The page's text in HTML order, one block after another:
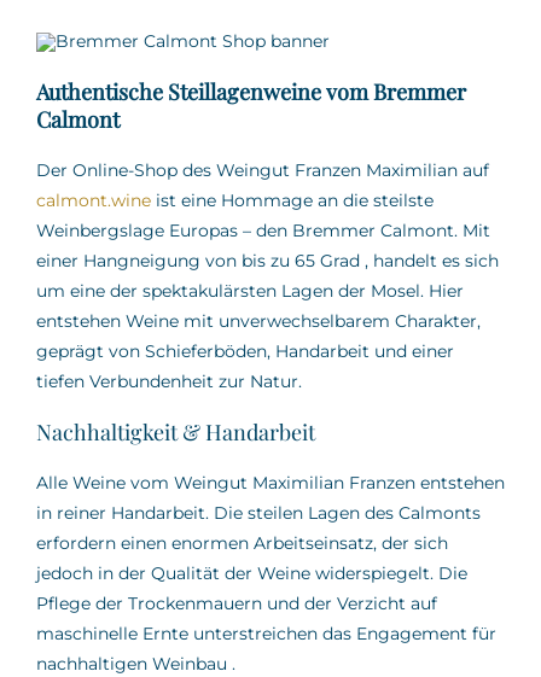
Authentische Steillagenweine vom Bremmer
Calmont
Der Online-Shop des Weingut Franzen Maximilian auf
calmont.wineist eine Hommage an die steilste
Weinbergslage Europas – den Bremmer Calmont. Mit
einer Hangneigung von bis zu 65 Grad, handelt es sich
um eine der spektakulärsten Lagen der Mosel. Hier
entstehen Weine mit unverwechselbarem Charakter,
geprägt von Schieferböden, Handarbeit und einer
tiefen Verbundenheit zur Natur.
Nachhaltigkeit & Handarbeit
Alle Weine vom Weingut Maximilian Franzen entstehen
in reiner Handarbeit. Die steilen Lagen des Calmonts
erfordern einen enormen Arbeitseinsatz, der sich
jedoch in der Qualität der Weine widerspiegelt. Die
Pflege der Trockenmauern und der Verzicht auf
maschinelle Ernte unterstreichen das Engagement für
nachhaltigen Weinbau .